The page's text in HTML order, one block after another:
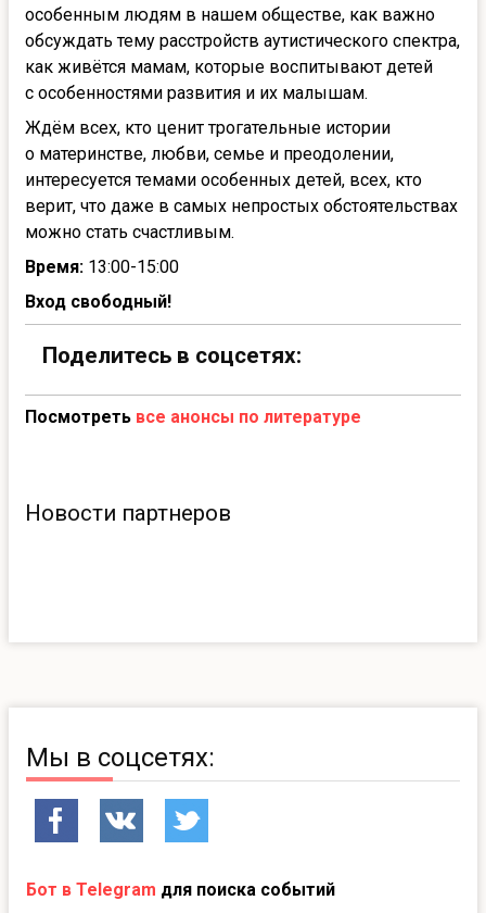
особенным людям в нашем обществе, как важно
обсуждать тему расстройств аутистического спектра,
как живётся мамам, которые воспитывают детей
с особенностями развития и их малышам.
Ждём всех, кто ценит трогательные истории
о материнстве, любви, семье и преодолении,
интересуется темами особенных детей, всех, кто
верит, что даже в самых непростых обстоятельствах
можно стать счастливым.
Время: 13:00-15:00
Вход свободный!
Поделитесь в соцсетях:
Посмотреть все анонсы по литературе
Новости партнеров
Мы в соцсетях:
Бот в Telegram для поиска событий